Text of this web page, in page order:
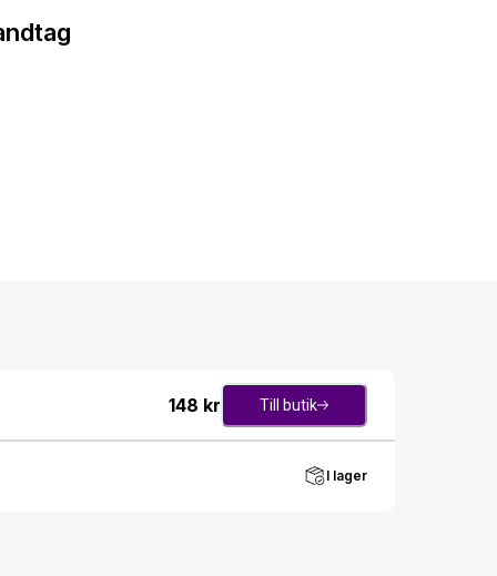
148 kr Till butik
I lager